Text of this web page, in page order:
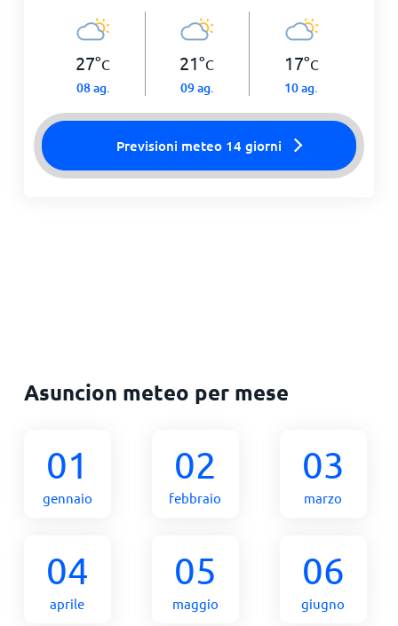
27°C
08 ag.
21°C
09 ag.
17°C
10 ag.
Previsioni meteo 14 giorni
Asuncion meteo per mese
01
gennaio
02
febbraio
03
marzo
04
aprile
05
maggio
06
giugno